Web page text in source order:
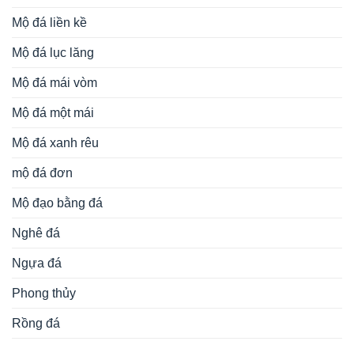
Mộ đá liền kề
Mộ đá lục lăng
Mộ đá mái vòm
Mộ đá một mái
Mộ đá xanh rêu
mộ đá đơn
Mộ đạo bằng đá
Nghê đá
Ngựa đá
Phong thủy
Rồng đá